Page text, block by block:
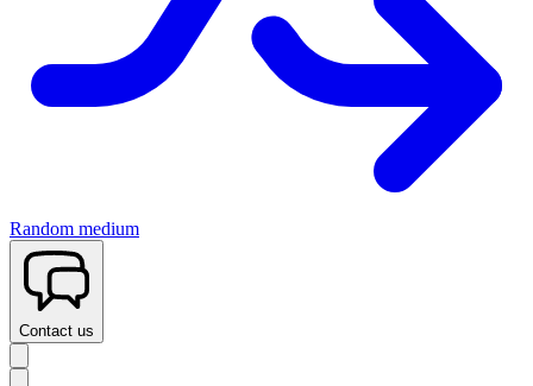
Random medium
Contact us